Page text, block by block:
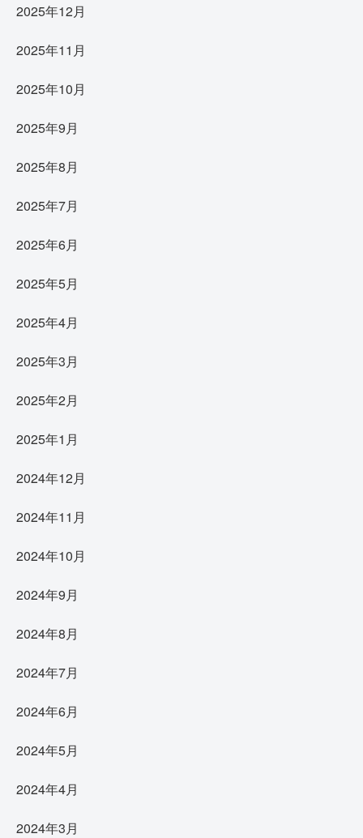
2025年12月
2025年11月
2025年10月
2025年9月
2025年8月
2025年7月
2025年6月
2025年5月
2025年4月
2025年3月
2025年2月
2025年1月
2024年12月
2024年11月
2024年10月
2024年9月
2024年8月
2024年7月
2024年6月
2024年5月
2024年4月
2024年3月